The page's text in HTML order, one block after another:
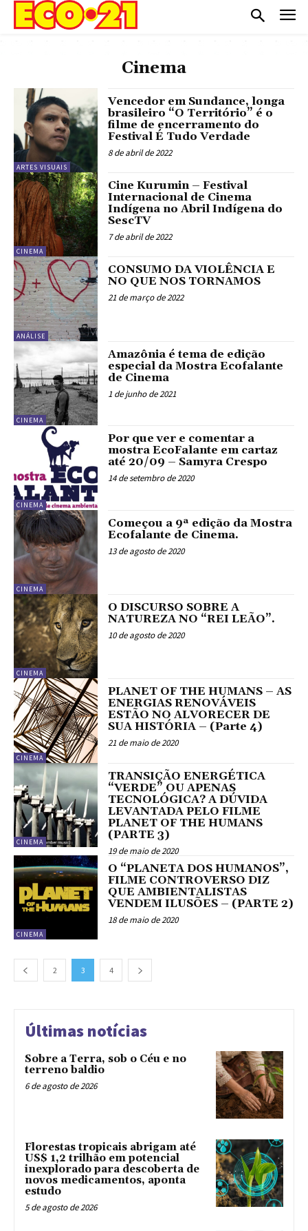
Cinema
ARTES VISUAIS
Vencedor em Sundance, longa
brasileiro “O Território” é o
filme de encerramento do
Festival É Tudo Verdade
8 de abril de 2022
CINEMA
Cine Kurumin – Festival
Internacional de Cinema
Indígena no Abril Indígena do
SescTV
7 de abril de 2022
ANÁLISE
CONSUMO DA VIOLÊNCIA E
NO QUE NOS TORNAMOS
21 de março de 2022
CINEMA
Amazônia é tema de edição
especial da Mostra Ecofalante
de Cinema
1 de junho de 2021
CINEMA
Por que ver e comentar a
mostra EcoFalante em cartaz
até 20/09 – Samyra Crespo
14 de setembro de 2020
CINEMA
Começou a 9ª edição da Mostra
Ecofalante de Cinema.
13 de agosto de 2020
CINEMA
O DISCURSO SOBRE A
NATUREZA NO “REI LEÃO”.
10 de agosto de 2020
CINEMA
PLANET OF THE HUMANS – AS
ENERGIAS RENOVÁVEIS
ESTÃO NO ALVORECER DE
SUA HISTÓRIA – (Parte 4)
21 de maio de 2020
CINEMA
TRANSIÇÃO ENERGÉTICA
“VERDE” OU APENAS
TECNOLÓGICA? A DÚVIDA
LEVANTADA PELO FILME
PLANET OF THE HUMANS
(PARTE 3)
19 de maio de 2020
CINEMA
O “PLANETA DOS HUMANOS”,
FILME CONTROVERSO DIZ
QUE AMBIENTALISTAS
VENDEM ILUSÕES – (PARTE 2)
18 de maio de 2020
2 3 4
Últimas notícias
Sobre a Terra, sob o Céu e no
terreno baldio
6 de agosto de 2026
Florestas tropicais abrigam até
US$ 1,2 trilhão em potencial
inexplorado para descoberta de
novos medicamentos, aponta
estudo
5 de agosto de 2026